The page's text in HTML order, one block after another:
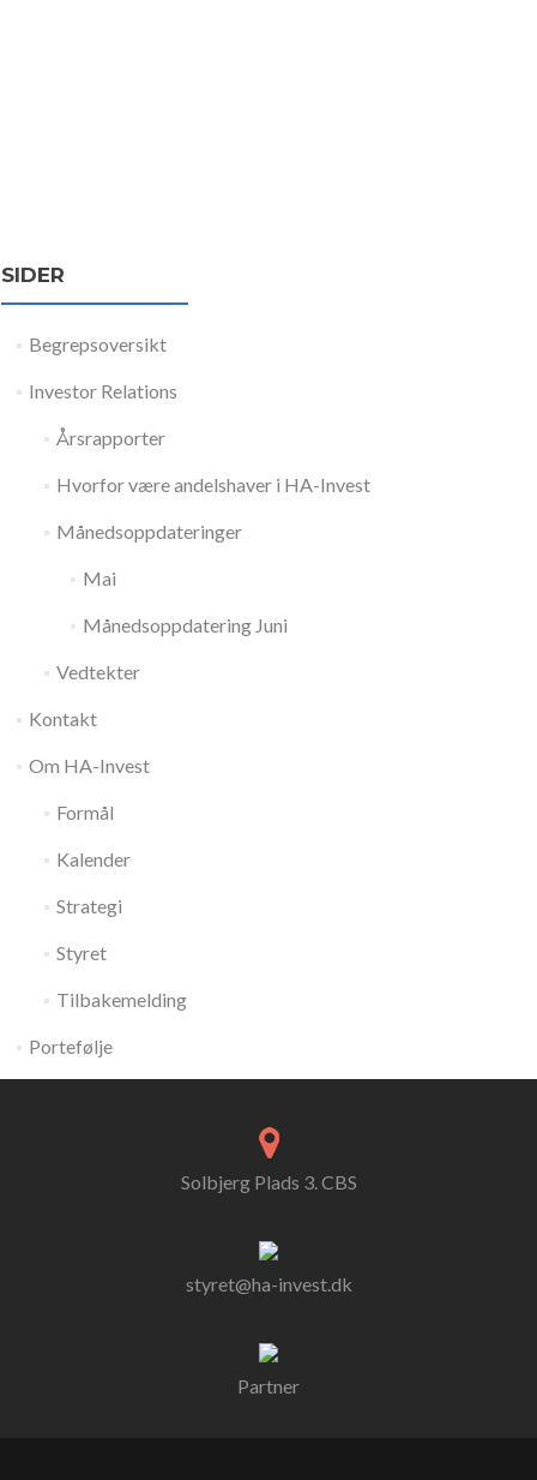
SIDER
Begrepsoversikt
Investor Relations
Årsrapporter
Hvorfor være andelshaver i HA-Invest
Månedsoppdateringer
Mai
Månedsoppdatering Juni
Vedtekter
Kontakt
Om HA-Invest
Formål
Kalender
Strategi
Styret
Tilbakemelding
Portefølje
Solbjerg Plads 3. CBS
styret@ha-invest.dk
Partner